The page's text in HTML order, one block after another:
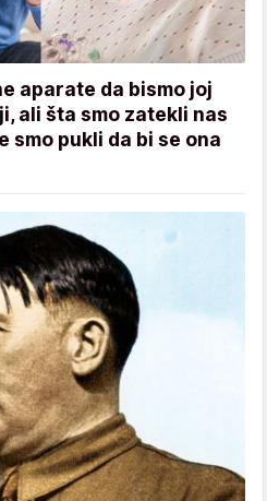
aparate da bismo joj
ali šta smo zatekli nas
smo pukli da bi se ona